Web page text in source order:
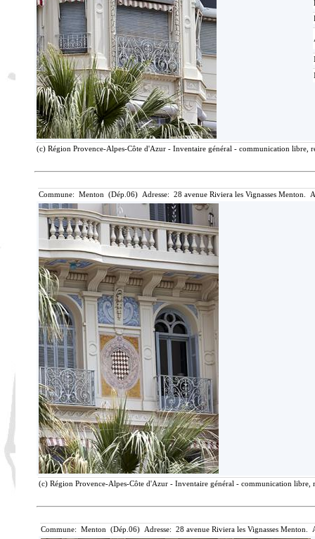
(c) Région Provence-Alpes-Côte d'Azur - Inventaire général - communication libre,
Commune: Menton (Dép.06) Adresse: 28 avenue Riviera les Vignasses Menton.
(c) Région Provence-Alpes-Côte d'Azur - Inventaire général - communication libre,
Commune: Menton (Dép.06) Adresse: 28 avenue Riviera les Vignasses